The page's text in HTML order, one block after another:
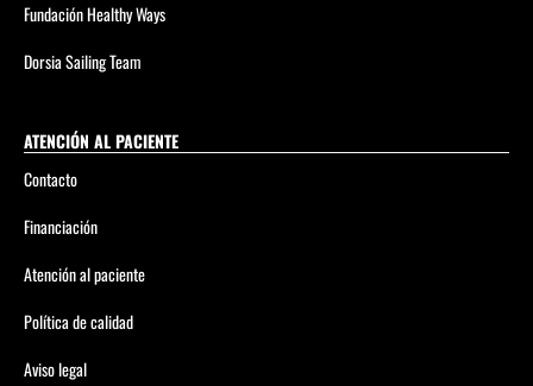
Fundación Healthy Ways
Dorsia Sailing Team
ATENCIÓN AL PACIENTE
Contacto
Financiación
Atención al paciente
Política de calidad
Aviso legal